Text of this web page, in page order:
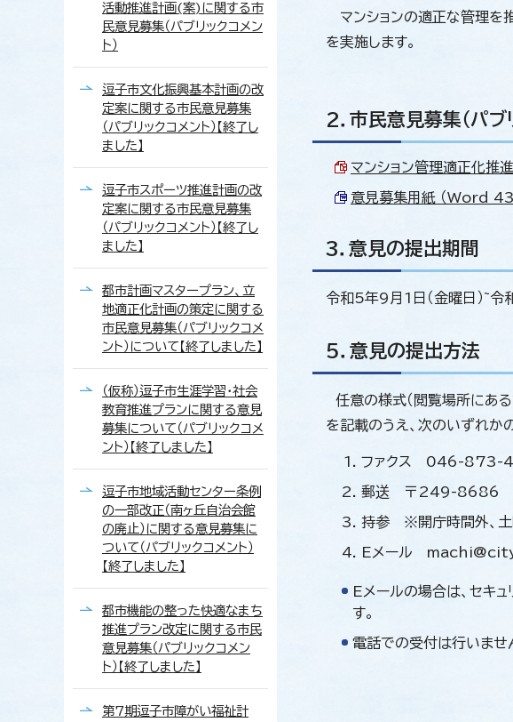
マンションの適正な管理を
を実施します。
2．市民意見募集（パブ
マンション管理適正化推
意見募集用紙 （Word
3．意見の提出期間
令和5年9月1日（金曜日）~
5．意見の提出方法
任意の様式（閲覧場所にある
を記載のうえ、次のいずれか
ファクス 046-873-
郵送 〒249-8686 逗
持参 ※開庁時間外、土
Eメール
Eメールの場合は、セキ
す。
電話での受付は行いませ
活動推進計画(案)に関する市
民意見募集（パブリックコメン
ト）
逗子市文化振興基本計画の改
定案に関する市民意見募集
（パブリックコメント）【終了し
ました】
逗子市スポーツ推進計画の改
定案に関する市民意見募集
（パブリックコメント）【終了し
ました】
都市計画マスタープラン、立
地適正化計画の策定に関する
市民意見募集（パブリックコメ
ント）について【終了しました】
（仮称）逗子市生涯学習・社会
教育推進プランに関する意見
募集について（パブリックコメ
ント）【終了しました】
逗子市地域活動センター条例
の一部改正（南ヶ丘自治会館
の廃止）に関する意見募集に
ついて（パブリックコメント）
【終了しました】
都市機能の整った快適なまち
推進プラン改定に関する市民
意見募集（パブリックコメン
ト）【終了しました】
第7期逗子市障がい福祉計